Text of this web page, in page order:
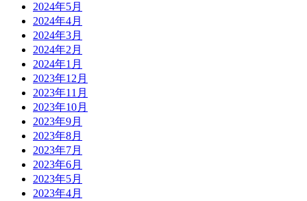
2024年5月
2024年4月
2024年3月
2024年2月
2024年1月
2023年12月
2023年11月
2023年10月
2023年9月
2023年8月
2023年7月
2023年6月
2023年5月
2023年4月